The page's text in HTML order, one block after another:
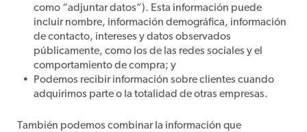
como “adjuntar datos”). Esta información puede
incluir nombre, información demográfica, información
de contacto, intereses y datos observados
públicamente, como los de las redes sociales y el
comportamiento de compra; y
Podemos recibir información sobre clientes cuando
adquirimos parte o la totalidad de otras empresas.
También podemos combinar la información que